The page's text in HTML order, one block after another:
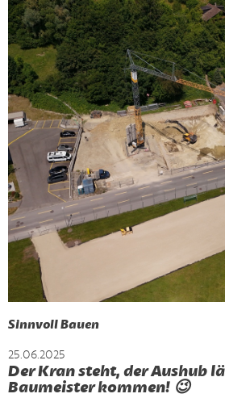
Sinnvoll Bauen
25.06.2025
Der Kran steht, der Aushub
Baumeister kommen! 😉